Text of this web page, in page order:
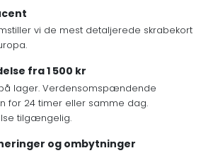
vi de mest detaljerede skrabekort
fra 1 500 kr
lager. Verdensomspændende
for 24 timer eller samme dag.
tilgængelig.
og ombytninger